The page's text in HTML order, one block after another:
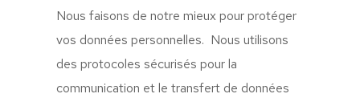
Nous faisons de notre mieux pour protéger
vos données personnelles. Nous utilisons
des protocoles sécurisés pour la
communication et le transfert de données